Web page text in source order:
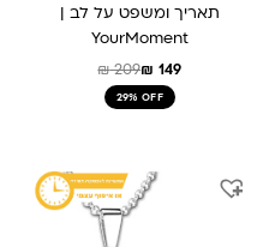
תאריך ומשפט על לב |
YourMoment
₪209₪ 149
29% OFF
המחיר
המקורי
המחיר
הנוכחי